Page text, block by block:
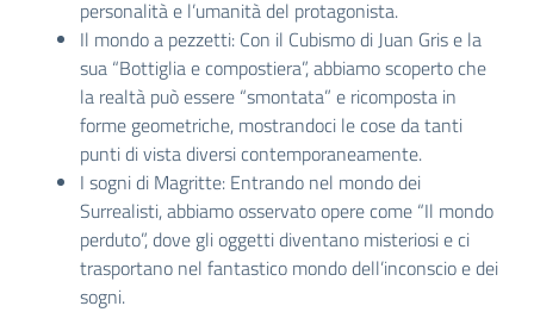
personalità e l’umanità del protagonista.
Il mondo a pezzetti: Con il Cubismo di Juan Gris e la
sua “Bottiglia e compostiera”, abbiamo scoperto che
la realtà può essere “smontata” e ricomposta in
forme geometriche, mostrandoci le cose da tanti
punti di vista diversi contemporaneamente.
I sogni di Magritte: Entrando nel mondo dei
Surrealisti, abbiamo osservato opere come “Il mondo
perduto”, dove gli oggetti diventano misteriosi e ci
trasportano nel fantastico mondo dell’inconscio e dei
sogni.